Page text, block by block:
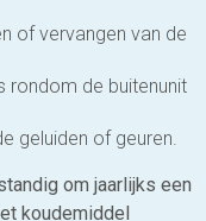
of vervangen van de
rondom de buitenunit
geluiden of geuren.
om jaarlijks een
koudemiddel